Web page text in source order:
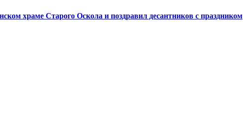
храме Старого Оскола и поздравил десантников с праздником